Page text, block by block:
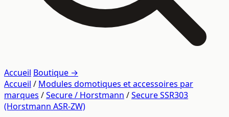
Accueil Boutique →
Accueil / Modules domotiques et accessoires par
marques /Secure / Horstmann /Secure SSR303
(Horstmann ASR-ZW)